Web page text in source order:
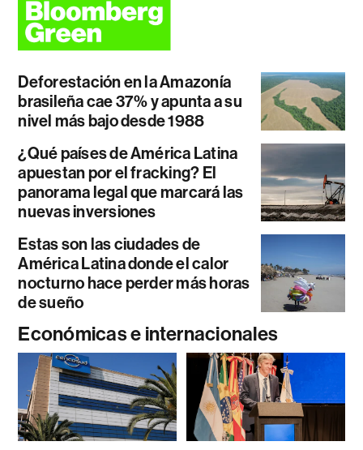
Deforestación en la Amazonía
brasileña cae 37% y apunta a su
nivel más bajo desde 1988
¿Qué países de América Latina
apuestan por el fracking? El
panorama legal que marcará las
nuevas inversiones
Estas son las ciudades de
América Latina donde el calor
nocturno hace perder más horas
de sueño
Económicas e internacionales